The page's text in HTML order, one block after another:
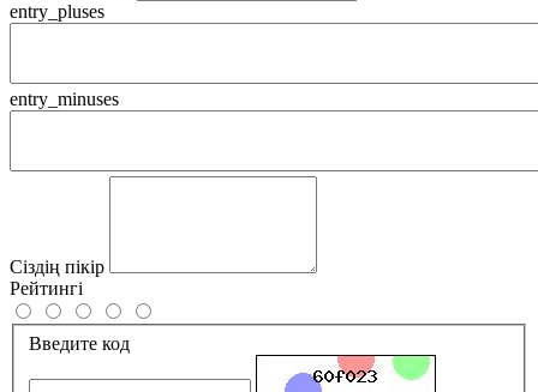
entry_pluses
entry_minuses
Сіздің пікір
Рейтингі
Введите код